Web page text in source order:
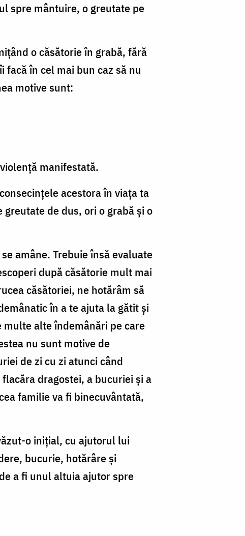
spre mântuire, o greutate pe
o căsătorie în grabă, fără
în cel mai bun caz să nu
motive sunt:
manifestată.
acestora în viața ta
de dus, ori o grabă și o
amâne. Trebuie însă evaluate
după căsătorie mult mai
căsătoriei, ne hotărâm să
în a te ajuta la gătit și
multe alte îndemânări pe care
nu sunt motive de
de zi cu zi atunci când
dragostei, a bucuriei și a
familie va fi binecuvântată,
o inițial, cu ajutorul lui
bucurie, hotărâre și
a fi unul altuia ajutor spre